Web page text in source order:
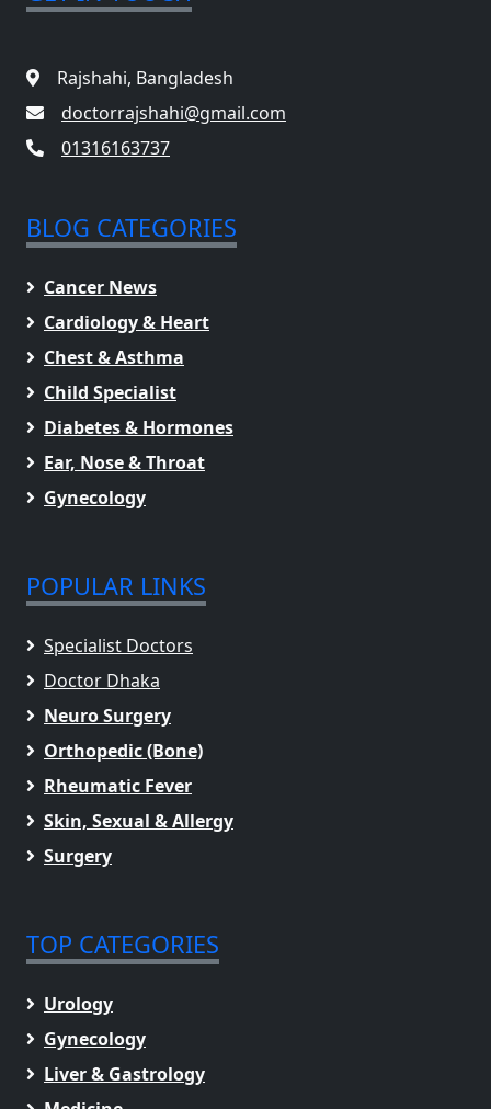
Rajshahi, Bangladesh
doctorrajshahi@gmail.com
01316163737
BLOG CATEGORIES
Cancer News
Cardiology & Heart
Chest & Asthma
Child Specialist
Diabetes & Hormones
Ear, Nose & Throat
Gynecology
POPULAR LINKS
Specialist Doctors
Doctor Dhaka
Neuro Surgery
Orthopedic (Bone)
Rheumatic Fever
Skin, Sexual & Allergy
Surgery
TOP CATEGORIES
Urology
Gynecology
Liver & Gastrology